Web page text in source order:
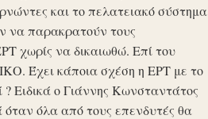
και το πελατειακό σύστημα
να παρακρατούν τους
χωρίς να δικαιωθώ. Επί του
Έχει κάποια σχέση η ΕΡΤ με το
Ειδικά ο Γιάννης Κωνσταντάτος
όταν όλα από τους επενδυτές θα